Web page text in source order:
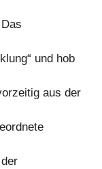
und hob
aus der